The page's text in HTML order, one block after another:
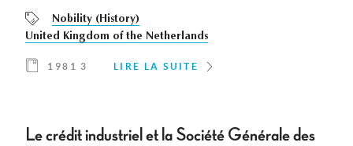
Nobility (History)
United Kingdom of the Netherlands
1981 3 LIRE LA SUITE
Le crédit industriel et la Société Générale des